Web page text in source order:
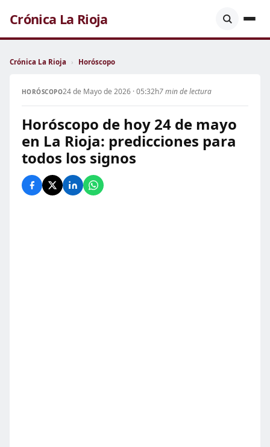
Crónica La Rioja
Crónica La Rioja › Horóscopo
HORÓSCOPO24 de Mayo de 2026 · 05:32h7 min de lectura
Horóscopo de hoy 24 de mayo
en La Rioja: predicciones para
todos los signos